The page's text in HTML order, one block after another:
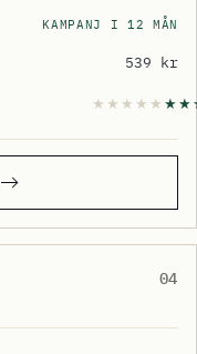
KAMPANJ I 12 MÅN
539 kr
04